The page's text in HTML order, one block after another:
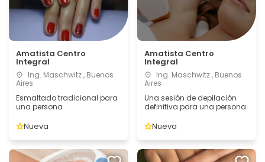
Amatista Centro
Integral
Ing. Maschwitz , Buenos
Aires
Esmaltado tradicional para
una persona
Nueva
Amatista Centro
Integral
Ing. Maschwitz , Buenos
Aires
Una sesión de depilación
definitiva para una persona
Nueva